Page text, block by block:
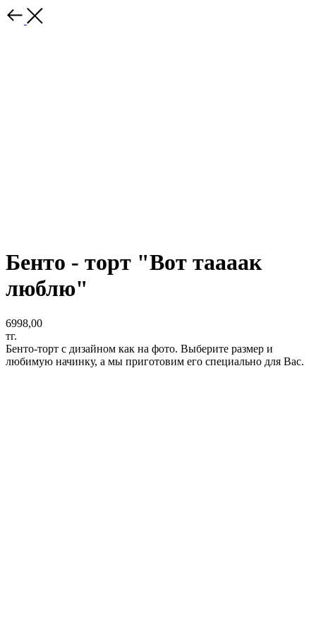
Бенто - торт "Вот таааак
люблю"
6998,00
тг.
Бенто-торт с дизайном как на фото. Выберите размер и
любимую начинку, а мы приготовим его специально для Вас.